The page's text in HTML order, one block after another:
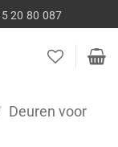
20 80 087
Deuren voor